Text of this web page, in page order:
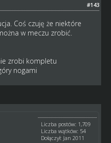
#143
Coś czuję że niektóre
w meczu zrobić.
zrobi kompletu
nogami
Liczba postów: 1,709
Liczba wątków: 54
Dołączył: Jan 2011